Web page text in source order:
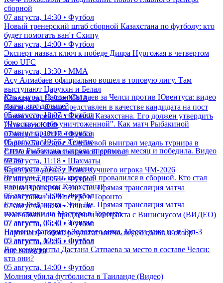
сборной
07 августа, 14:30 • Футбол
Новый тренерский штаб сборной Казахстана по футболу: кто
будет помогать ван'т Схипу
07 августа, 14:00 • Футбол
Эксперт назвал ключ к победе Дияра Нургожая в четвертом
бою UFC
07 августа, 13:30 • ММА
Асу Алмабаев официально вошел в топовую лигу. Там
выступают Царукян и Белал
07 августа, 13:04 • ММА
Джон ван'т Схип представлен в качестве кандидата на пост
главного тренера сборной Казахстана. Его должен утвердить
Исполком КФФ
07 августа, 12:17 • Футбол
Парень Бибисары Асаубаевой выиграл медаль турнира в
США и возглавил мировой рейтинг
07 августа, 11:18 • Шахматы
Барселона увела у Реала лучшего игрока ЧМ-2026
07 августа, 09:54 • Футбол
Елена Рыбакина - Энн Ли. Прямая трансляция матча
казахстанки на Мастерс в Торонто
07 августа, 06:30 • Теннис
Реал объявил о продлении контракта с Винисиусом (ВИДЕО)
07 августа, 05:30 • Футбол
Партизан - Тобол: результат матча, видео голов и обзор
07 августа, 02:05 • Футбол
еще новости
Как сыграл Дастан Сатпаев за Челси против Ювентуса: видео
матча, что дальше?
05 августа, 18:07 • Футбол
"Чувствую себя уничтоженной". Как матч Рыбакиной
изменил правила тенниса
05 августа, 19:56 • Теннис
Елена Рыбакина сыграла впервые за месяц и победила. Видео
матча
05 августа, 23:23 • Теннис
Чемпион Европы, который провалился в сборной. Кто стал
новым тренером Казахстана?
06 августа, 22:00 • Футбол
Елена Рыбакина - Энн Ли. Прямая трансляция матча
казахстанки на Мастерс в Торонто
07 августа, 06:30 • Теннис
Названы фавориты Золотого мяча. Месси даже не в Топ-3
05 августа, 10:36 • Футбол
Все конкуренты Дастана Сатпаева за место в составе Челси:
кто они?
05 августа, 14:00 • Футбол
Молния убила футболиста в Таиланде (Видео)